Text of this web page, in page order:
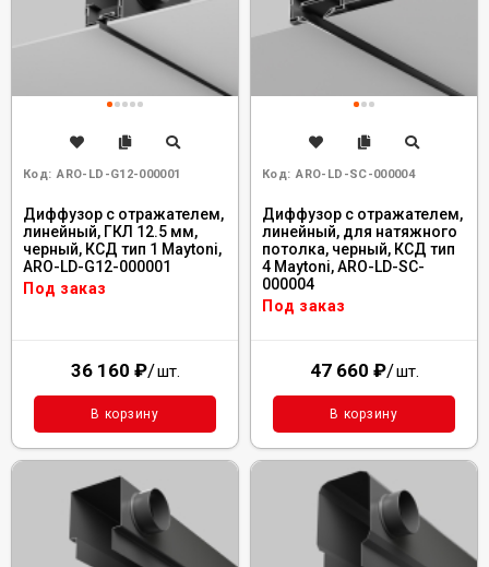
Код: ARO-LD-G12-000001
Диффузор с отражателем,
линейный, ГКЛ 12.5 мм,
черный, КСД тип 1 Maytoni,
ARO-LD-G12-000001
Под заказ
36 160 ₽/шт.
В корзину
Код: ARO-LD-SC-000004
Диффузор с отражателем,
линейный, для натяжного
потолка, черный, КСД тип
4 Maytoni, ARO-LD-SC-
000004
Под заказ
47 660 ₽/шт.
В корзину